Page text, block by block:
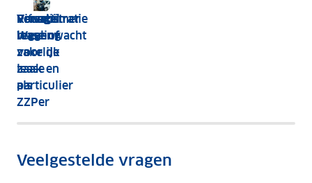
Verschil
Wegenwacht
voor de
zaak en
particulier
Ritregistratie
Private
lease of
zakelijk
lease
als
ZZPer
Youngtimer
regeling
Veelgestelde vragen